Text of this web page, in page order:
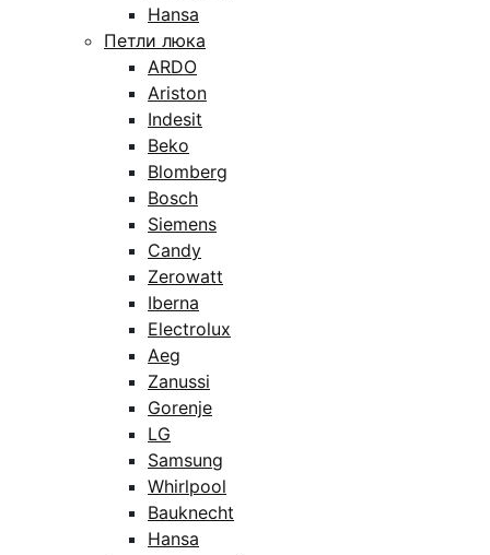
Hansa
Петли люка
ARDO
Ariston
Indesit
Beko
Blomberg
Bosch
Siemens
Candy
Zerowatt
Iberna
Electrolux
Aeg
Zanussi
Gorenje
LG
Samsung
Whirlpool
Bauknecht
Hansa